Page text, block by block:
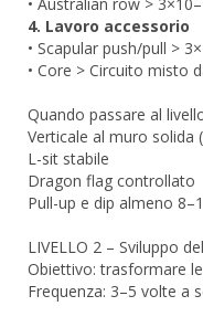
4. Lavoro accessorio
• Scapular push/pull >
• Core > Circuito misto
Quando passare al
Verticale al muro solida
L-sit stabile
Dragon flag controllato
Pull-up e dip almeno
LIVELLO 2 – Sviluppo
Obiettivo: trasformare
Frequenza: 3–5 volte a